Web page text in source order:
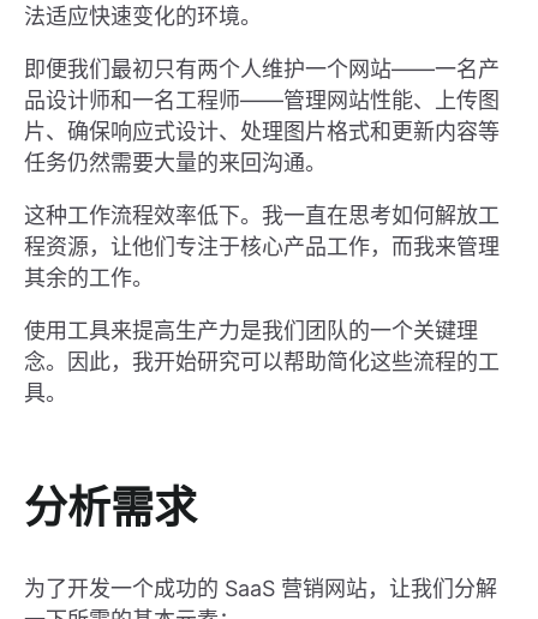
法适应快速变化的环境。
即便我们最初只有两个人维护一个网站——一名产
品设计师和一名工程师——管理网站性能、上传图
片、确保响应式设计、处理图片格式和更新内容等
任务仍然需要大量的来回沟通。
这种工作流程效率低下。我一直在思考如何解放工
程资源，让他们专注于核心产品工作，而我来管理
其余的工作。
使用工具来提高生产力是我们团队的一个关键理
念。因此，我开始研究可以帮助简化这些流程的工
具。
分析需求
为了开发一个成功的 SaaS 营销网站，让我们分解